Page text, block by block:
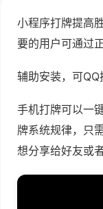
小程序打牌提高
要的用户可通过
辅助安装，可
手机打牌可以一
牌系统规律，只
想分享给好友或